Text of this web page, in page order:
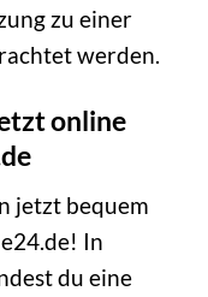
zu einer
werden.
online
jetzt bequem
In
du eine